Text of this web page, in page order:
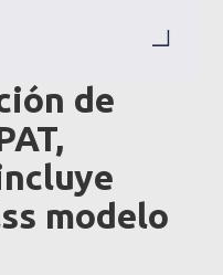
de
modelo